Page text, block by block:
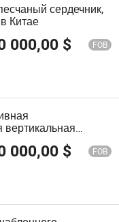
сердечник,
Китае
000,00 $ FOB
вертикальная
песчаными
000,00 $ FOB